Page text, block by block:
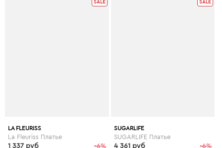
SALE
LA FLEURISS
La Fleuriss Платье
-6%
1 337 руб
SALE
SUGARLIFE
SUGARLIFE Платье
-6%
4 361 руб